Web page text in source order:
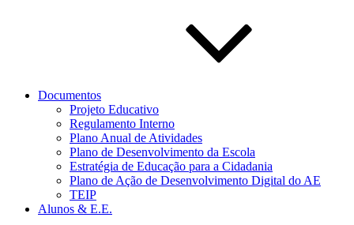
Documentos
Projeto Educativo
Regulamento Interno
Plano Anual de Atividades
Plano de Desenvolvimento da Escola
Estratégia de Educação para a Cidadania
Plano de Ação de Desenvolvimento Digital do AE
TEIP
Alunos & E.E.